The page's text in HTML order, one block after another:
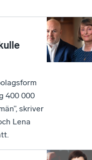
400 000
skriver
Lena